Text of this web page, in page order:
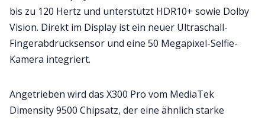
bis zu 120 Hertz und unterstützt HDR10+ sowie Dolby
Vision. Direkt im Display ist ein neuer Ultraschall-
Fingerabdrucksensor und eine 50 Megapixel-Selfie-
Kamera integriert.
Angetrieben wird das X300 Pro vom MediaTek
Dimensity 9500 Chipsatz, der eine ähnlich starke